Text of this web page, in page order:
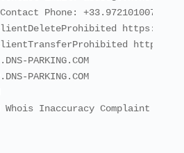
Phone: +33.972101007
https://
https://
PARKING.COM
PARKING.COM
Whois Inaccuracy Complaint